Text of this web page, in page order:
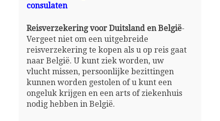
consulaten
Reisverzekering voor Duitsland en België-
Vergeet niet om een uitgebreide
reisverzekering te kopen als u op reis gaat
naar België. U kunt ziek worden, uw
vlucht missen, persoonlijke bezittingen
kunnen worden gestolen of u kunt een
ongeluk krijgen en een arts of ziekenhuis
nodig hebben in België.